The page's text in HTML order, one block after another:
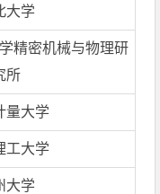
大学
精密机械与物理研
所
量大学
工大学
大学